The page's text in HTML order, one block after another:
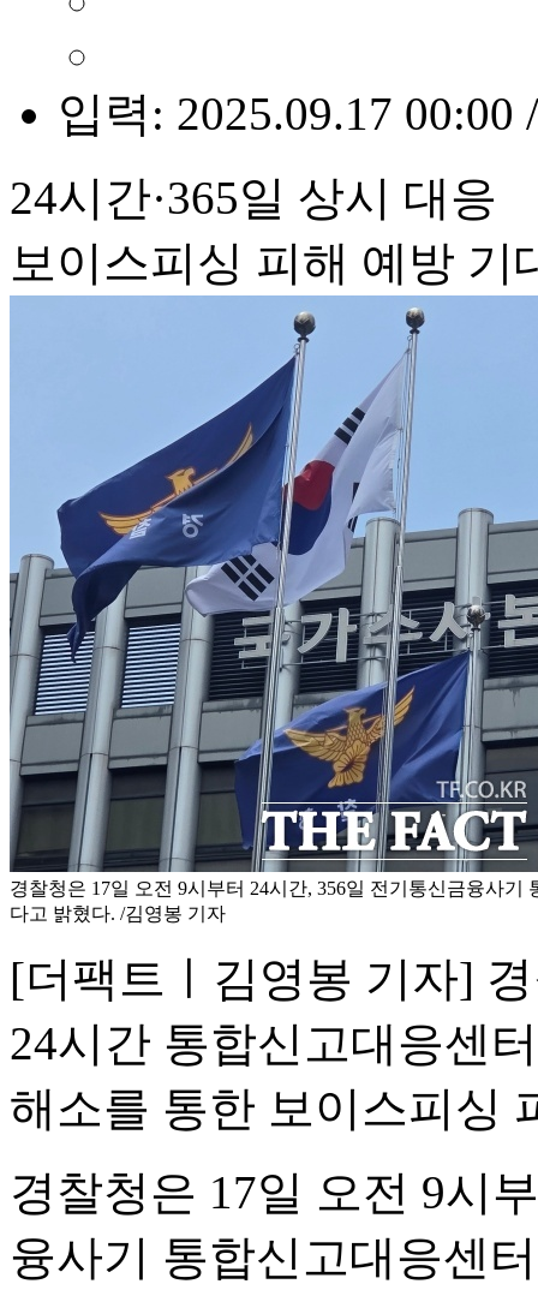
입력: 2025.09.17 00:00
24시간·365일 상시 대응
보이스피싱 피해 예방 기
경찰청은 17일 오전 9시부터 24시간, 356일 전기통신금융사기
다고 밝혔다. /김영봉 기자
[더팩트ㅣ김영봉 기자]
24시간 통합신고대응센
해소를 통한 보이스피싱
경찰청은 17일 오전 9시
융사기 통합신고대응센